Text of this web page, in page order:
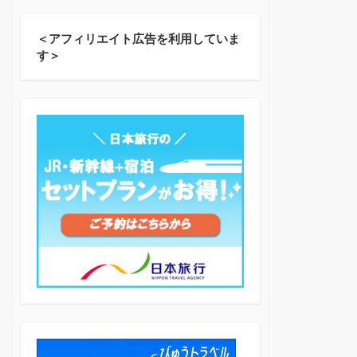
＜アフィリエイト広告を利用していま
す＞